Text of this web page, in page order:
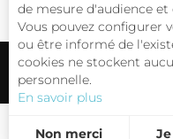
de mesure d'audience
Vous pouvez configurer
ou être informé de
cookies ne stockent
personnelle.
En savoir plus
Non merci